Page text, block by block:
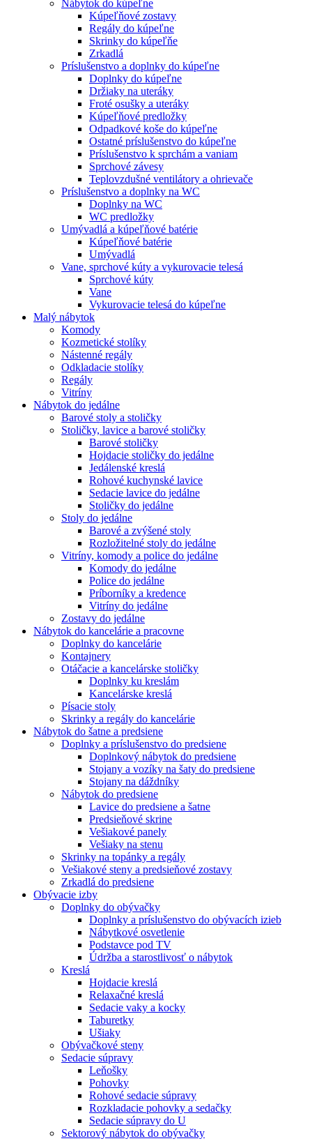
Nábytok do kúpeľne
Kúpeľňové zostavy
Regály do kúpeľne
Skrinky do kúpeľňe
Zrkadlá
Príslušenstvo a doplnky do kúpeľne
Doplnky do kúpeľne
Držiaky na uteráky
Froté osušky a uteráky
Kúpeľňové predložky
Odpadkové koše do kúpeľne
Ostatné príslušenstvo do kúpeľne
Príslušenstvo k sprchám a vaniam
Sprchové závesy
Teplovzdušné ventilátory a ohrievače
Príslušenstvo a doplnky na WC
Doplnky na WC
WC predložky
Umývadlá a kúpeľňové batérie
Kúpeľňové batérie
Umývadlá
Vane, sprchové kúty a vykurovacie telesá
Sprchové kúty
Vane
Vykurovacie telesá do kúpeľne
Malý nábytok
Komody
Kozmetické stolíky
Nástenné regály
Odkladacie stolíky
Regály
Vitríny
Nábytok do jedálne
Barové stoly a stoličky
Stoličky, lavice a barové stoličky
Barové stoličky
Hojdacie stoličky do jedálne
Jedálenské kreslá
Rohové kuchynské lavice
Sedacie lavice do jedálne
Stoličky do jedálne
Stoly do jedálne
Barové a zvýšené stoly
Rozložitelné stoly do jedálne
Vitríny, komody a police do jedálne
Komody do jedálne
Police do jedálne
Príborníky a kredence
Vitríny do jedálne
Zostavy do jedálne
Nábytok do kancelárie a pracovne
Doplnky do kancelárie
Kontajnery
Otáčacie a kancelárske stoličky
Doplnky ku kreslám
Kancelárske kreslá
Písacie stoly
Skrinky a regály do kancelárie
Nábytok do šatne a predsiene
Doplnky a príslušenstvo do predsiene
Doplnkový nábytok do predsiene
Stojany a vozíky na šaty do predsiene
Stojany na dáždníky
Nábytok do predsiene
Lavice do predsiene a šatne
Predsieňové skrine
Vešiakové panely
Vešiaky na stenu
Skrinky na topánky a regály
Vešiakové steny a predsieňové zostavy
Zrkadlá do predsiene
Obývacie izby
Doplnky do obývačky
Doplnky a príslušenstvo do obývacích izieb
Nábytkové osvetlenie
Podstavce pod TV
Údržba a starostlivosť o nábytok
Kreslá
Hojdacie kreslá
Relaxačné kreslá
Sedacie vaky a kocky
Taburetky
Ušiaky
Obývačkové steny
Sedacie súpravy
Leňošky
Pohovky
Rohové sedacie súpravy
Rozkladacie pohovky a sedačky
Sedacie súpravy do U
Sektorový nábytok do obývačky